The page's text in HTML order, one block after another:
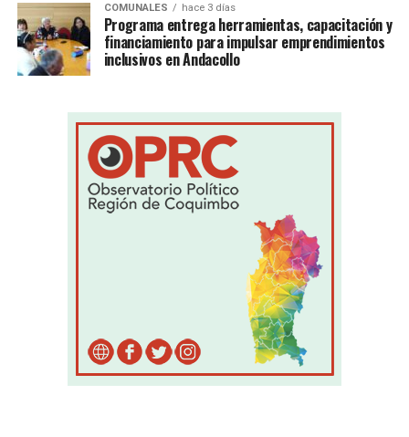
COMUNALES hace 3 días
Programa entrega herramientas, capacitación y
financiamiento para impulsar emprendimientos
inclusivos en Andacollo